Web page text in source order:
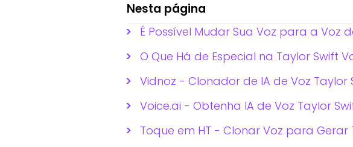
Nesta página
É Possível Mudar Sua Voz para a Voz
O Que Há de Especial na Taylor Swift
Vidnoz - Clonador de IA de Voz Taylor
Voice.ai - Obtenha IA de Voz Taylor
Toque em HT - Clonar Voz para